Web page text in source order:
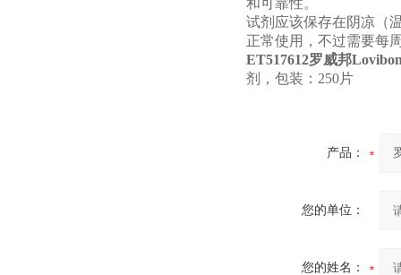
和可靠性。
试剂应该保存在阴凉（
正常使用，不过需要每
ET517612罗威邦
剂，包装：250片
产品：
您的单位：
您的姓名：